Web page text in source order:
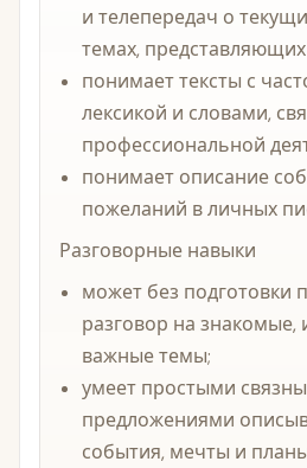
и телепередач о
темах,
понимает тексты с
лексикой и словами,
профессиональной
понимает описание
пожеланий в личных
Разговорные навыки
может без подготовки
разговор на знакомые,
важные темы;
умеет простыми
предложениями
события, мечты и